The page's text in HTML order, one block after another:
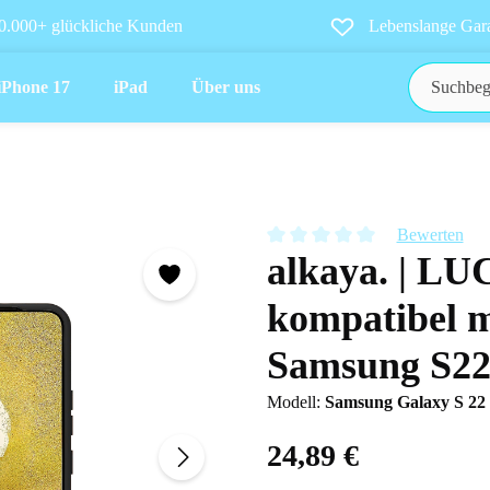
glückliche Kunden Lebenslange
17 iPad Über uns
Durchschnittliche Bewertung
Bewerten
alkaya. |
kompatibel
Samsung S22
Modell: Samsung Galaxy S 22
24,89 €